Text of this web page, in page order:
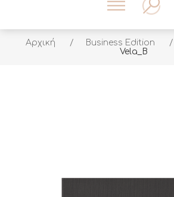
Αρχική / Business Edition /
Vela_B